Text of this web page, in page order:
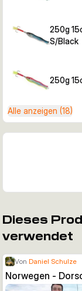
250g
S/Black
250g
Alle anzeigen (18)
Dieses
verwendet
Von Daniel Schulze
Norwegen -